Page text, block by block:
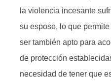
la violencia incesante
su esposo, lo que
ser también apto para
de protección
necesidad de tener que